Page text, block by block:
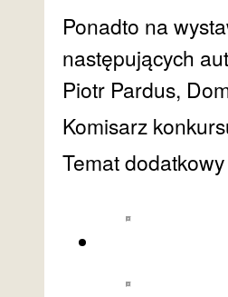
Ponadto na
następujących
Piotr Pardus,
Komisarz
Temat